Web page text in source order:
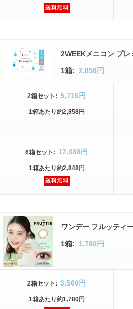
2WEEKメニコン プレ
1箱: 2,858円
2箱セット : 5,716円
1箱あたり約2,858円
6箱セット : 17,088円
1箱あたり約2,848円
ワンデー フルッティ
1箱: 1,780円
2箱セット : 3,560円
1箱あたり約1,780円